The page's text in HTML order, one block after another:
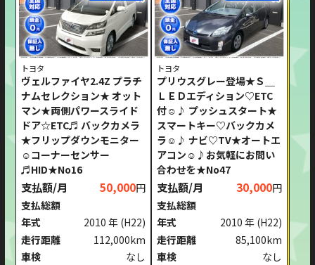
トヨタ
ヴェルファイヤ2.4Z プラチ
ナムセレクション★ オット
マン★両側パワースライド
ドア☆ETC♬ バックカメラ
★フリップダウンモニター
☺コーナーセンサー
♬HID★No16
支払額/月 50,000円
支払総額
年式
2010 年 (H22)
走行距離
112,000km
車検
なし
トヨタ
プリウスグレー登場★Ｓ＿
ＬＥＤエディション♡ETC
付☺♪ プッシュスタート★
スマートキー♡バックカメ
ラ☺♪ ナビ♡TV★オートエ
アコン☺♪お気軽にお問い
合わせを★No47
支払額/月 30,000円
支払総額
年式
2010 年 (H22)
走行距離
85,100km
車検
なし